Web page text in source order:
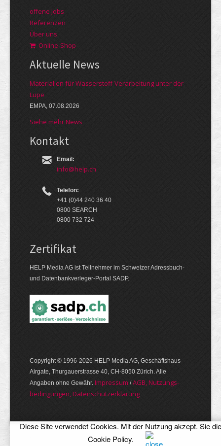
offene Jobs
Referenzen
Über uns
Online-Shop
Aktuelle News
Materialien für Wasserstoff-Verarbeitung unter der
Lupe
EMPA, 07.08.2026
Siehe mehr News
Kontakt
Email:
info@help.ch
Telefon:
+41 (0)44 240 36 40
0800 SEARCH
0800 732 724
Zertifikat
HELP Media AG ist Teilnehmer im Schweizer Adressbuch-
und Datenbankverleger-Portal SADP.
Copyright © 1996-2026 HELP Media AG, Geschäftshaus
Airgate, Thurgauer­strasse 40, CH-8050 Zürich. Alle
Angaben ohne Gewähr. Im­pres­sum /AGB, Nut­zungs­
bedin­gungen, Daten­schutz­er­klärung
Diese Site verwendet Cookies. Mit der Nutzung akzept. Sie die
Cookie Policy.